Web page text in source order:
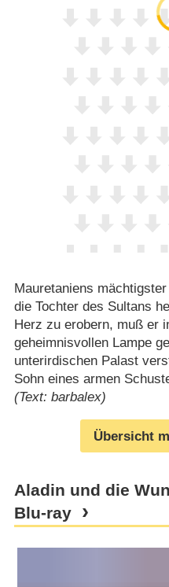
Mauretaniens
die Tochter des Sultans
Herz zu erobern, muß er
geheimnisvollen Lampe
unterirdischen Palast
Sohn eines armen
(Text: barbalex)
Übersicht
Aladin und die
Blu-ray